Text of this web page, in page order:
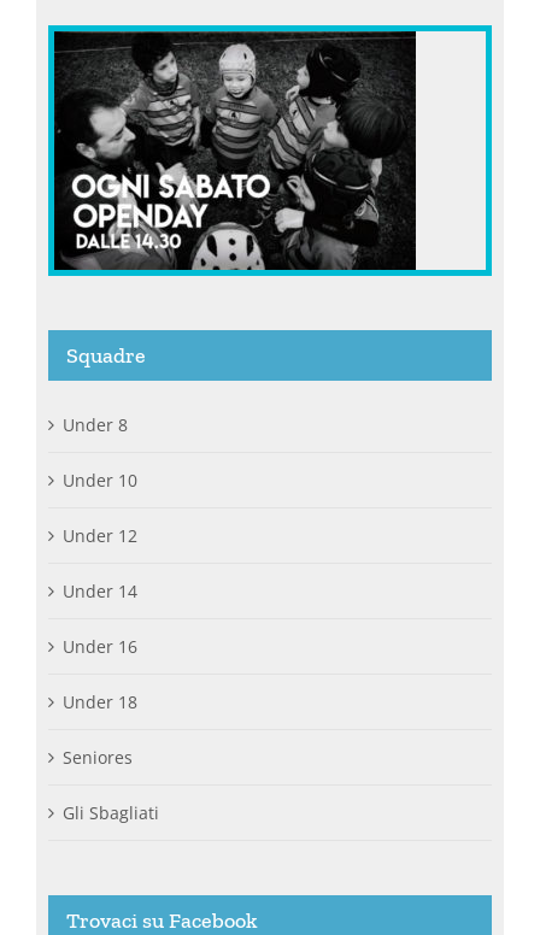
Squadre
Under 8
Under 10
Under 12
Under 14
Under 16
Under 18
Seniores
Gli Sbagliati
Trovaci su Facebook